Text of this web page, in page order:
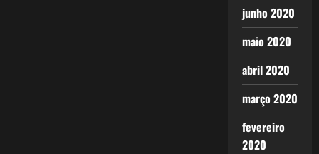
junho 2020
maio 2020
abril 2020
março 2020
fevereiro
2020